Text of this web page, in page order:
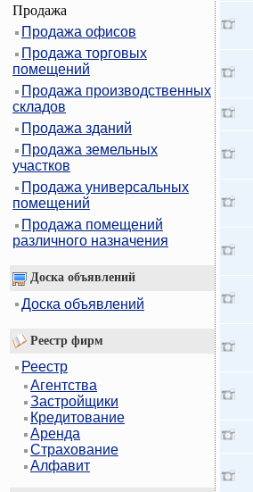
Продажа
Продажа офисов
Продажа торговых
помещений
Продажа производственных
складов
Продажа зданий
Продажа земельных
участков
Продажа универсальных
помещений
Продажа помещений
различного назначения
Доска объявлений
Доска объявлений
Реестр фирм
Реестр
Агентства
Застройщики
Кредитование
Аренда
Страхование
Алфавит